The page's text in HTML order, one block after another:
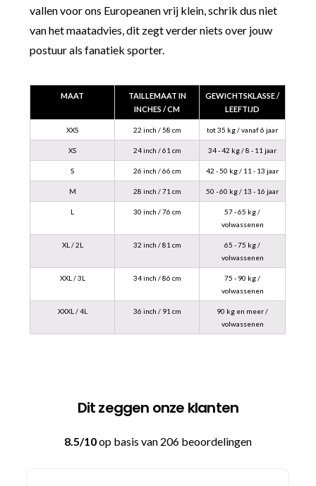
vallen voor ons Europeanen vrij klein, schrik dus niet
van het maatadvies, dit zegt verder niets over jouw
postuur als fanatiek sporter.
MAAT
TAILLEMAAT IN
INCHES / CM
GEWICHTSKLASSE /
LEEFTIJD
XXS 22 inch / 58 cm tot 35 kg / vanaf 6 jaar
XS 24 inch / 61 cm 34 - 42 kg / 8 - 11 jaar
S 26 inch / 66 cm 42 - 50 kg / 11 - 13 jaar
M 28 inch / 71 cm 50 - 60 kg / 13 - 16 jaar
L 30 inch / 76 cm
57 - 65 kg /
volwassenen
XL / 2L 32 inch / 81 cm
65 - 75 kg /
volwassenen
XXL / 3L 34 inch / 86 cm
75 - 90 kg /
volwassenen
XXXL / 4L 36 inch / 91 cm
90 kg en meer /
volwassenen
Dit zeggen onze klanten
8.5/10op basis van 206 beoordelingen